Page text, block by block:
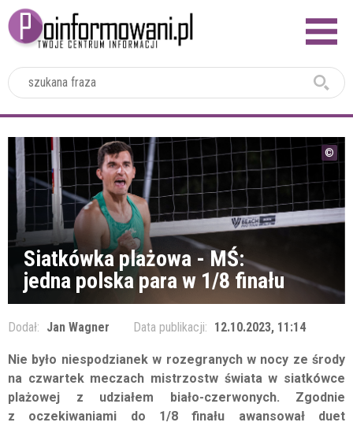
Siatkówka plażowa - MŚ:
jedna polska para w 1/8 finału
Dodał: Jan Wagner Data publikacji: 12.10.2023, 11:14
Nie było niespodzianek w rozegranych w nocy ze środy
na czwartek meczach mistrzostw świata w siatkówce
plażowej z udziałem biało-czerwonych. Zgodnie
z oczekiwaniami do 1/8 finału awansował duet